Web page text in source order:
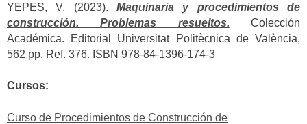
YEPES, V. (2023). Maquinaria y procedimientos de
construcción. Problemas resueltos. Colección
Académica. Editorial Universitat Politècnica de València,
562 pp. Ref. 376. ISBN 978-84-1396-174-3
Cursos:
Curso de Procedimientos de Construcción de